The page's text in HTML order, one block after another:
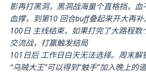
影再打黑洞，黑洞战海量个直格挡，血
血撑，到第10 回合buff叠起来开大再补
100日 主线结束，如果打完了大路程数
交流战，打赢触发结局
101日后 工作日白天无法选择。周末解
“乌贼大王”可以得到“触手”加入晚上的